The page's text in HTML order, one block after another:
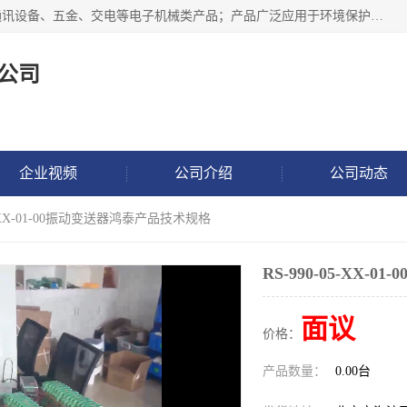
北京鸿泰顺达科技有限公司主要经营电子产品、机械设备、通讯设备、五金、交电等电子机械类产品；产品广泛应用于环境保护、石油化工、电力电子、冶金建筑、煤炭、农业、卫生防疫、教育科研等行业。并成功的与各地环境监测站、污水处理厂、卷烟厂、电厂、高校、科学院所、卫生防疫部门、煤矿、石化厂等用户建立了密切的合作关系。
司
企业视频 公司介绍 公司动态
01-00振动变送器鸿泰产品技术规格
RS-990-05-XX-01-
价格： 面议
产品数量： 0.00台